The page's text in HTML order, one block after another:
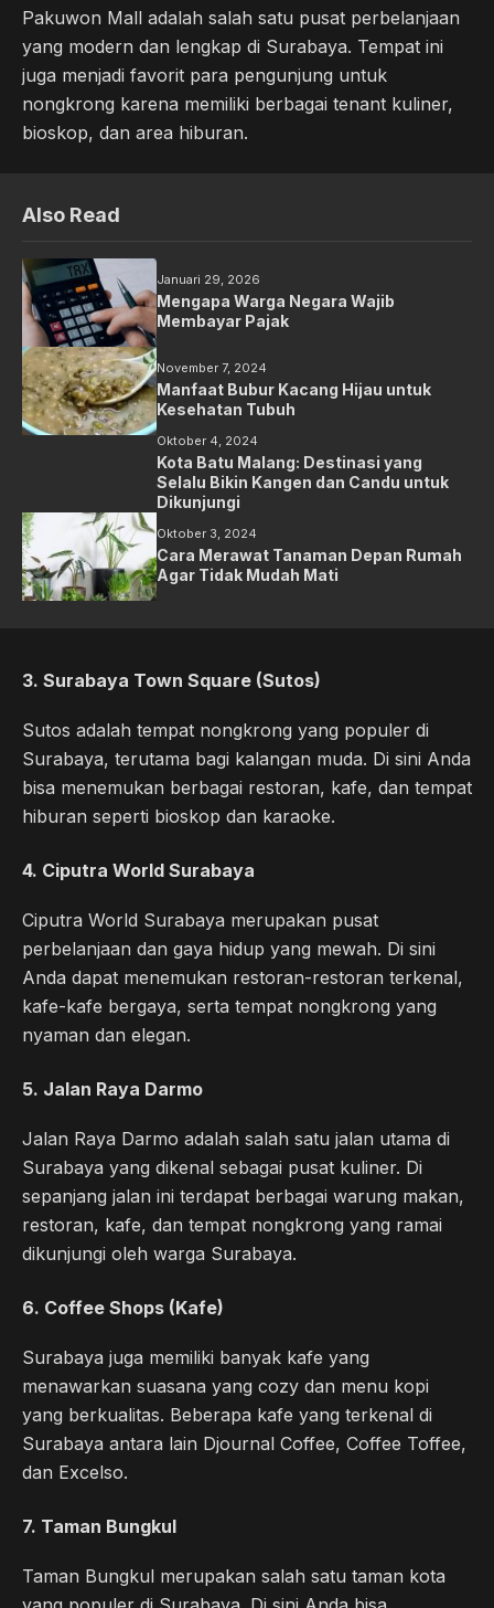
Pakuwon Mall adalah salah satu pusat perbelanjaan
yang modern dan lengkap di Surabaya. Tempat ini
juga menjadi favorit para pengunjung untuk
nongkrong karena memiliki berbagai tenant kuliner,
bioskop, dan area hiburan.
Also Read
Januari 29, 2026
Mengapa Warga Negara Wajib
Membayar Pajak
November 7, 2024
Manfaat Bubur Kacang Hijau untuk
Kesehatan Tubuh
Oktober 4, 2024
Kota Batu Malang: Destinasi yang
Selalu Bikin Kangen dan Candu untuk
Dikunjungi
Oktober 3, 2024
Cara Merawat Tanaman Depan Rumah
Agar Tidak Mudah Mati
3. Surabaya Town Square (Sutos)
Sutos adalah tempat nongkrong yang populer di
Surabaya, terutama bagi kalangan muda. Di sini Anda
bisa menemukan berbagai restoran, kafe, dan tempat
hiburan seperti bioskop dan karaoke.
4. Ciputra World Surabaya
Ciputra World Surabaya merupakan pusat
perbelanjaan dan gaya hidup yang mewah. Di sini
Anda dapat menemukan restoran-restoran terkenal,
kafe-kafe bergaya, serta tempat nongkrong yang
nyaman dan elegan.
5. Jalan Raya Darmo
Jalan Raya Darmo adalah salah satu jalan utama di
Surabaya yang dikenal sebagai pusat kuliner. Di
sepanjang jalan ini terdapat berbagai warung makan,
restoran, kafe, dan tempat nongkrong yang ramai
dikunjungi oleh warga Surabaya.
6. Coffee Shops (Kafe)
Surabaya juga memiliki banyak kafe yang
menawarkan suasana yang cozy dan menu kopi
yang berkualitas. Beberapa kafe yang terkenal di
Surabaya antara lain Djournal Coffee, Coffee Toffee,
dan Excelso.
7. Taman Bungkul
Taman Bungkul merupakan salah satu taman kota